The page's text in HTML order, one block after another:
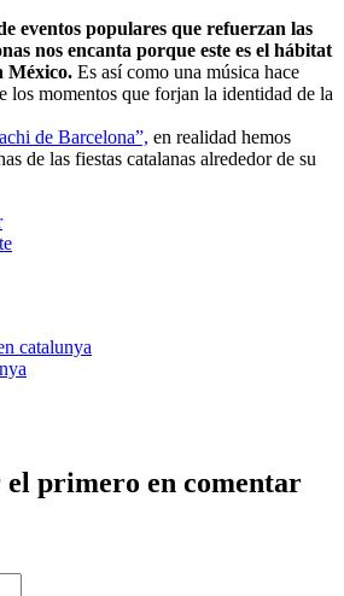
eventos populares que refuerzan las
nos encanta porque este es el hábitat
México. Es así como una música hace
los momentos que forjan la identidad de la
de Barcelona”, en realidad hemos
de las fiestas catalanas alrededor de su
catalunya
el primero en comentar